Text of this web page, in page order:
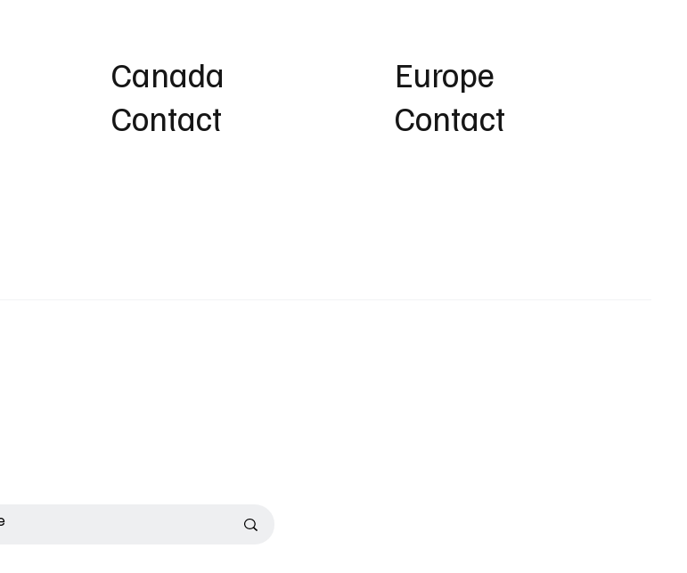
Canada
Contact
Europe
Contact